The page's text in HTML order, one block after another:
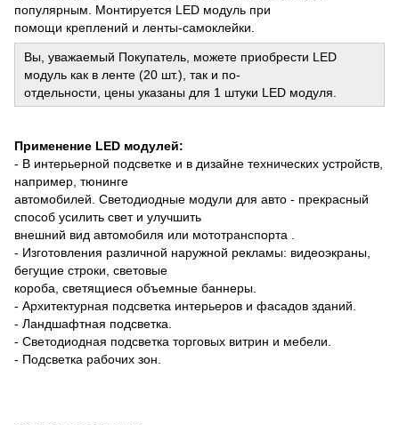
популярным. Монтируется LED модуль при
помощи креплений и ленты-самоклейки.
Вы, уважаемый Покупатель, можете приобрести LED
модуль как в ленте (20 шт.), так и по-
отдельности, цены указаны для 1 штуки LED модуля.
Применение LED модулей:
- В интерьерной подсветке и в дизайне технических устройств,
например, тюнинге
автомобилей. Светодиодные модули для авто - прекрасный
способ усилить свет и улучшить
внешний вид автомобиля или мототранспорта .
- Изготовления различной наружной рекламы: видеоэкраны,
бегущие строки, световые
короба, светящиеся объемные баннеры.
- Архитектурная подсветка интерьеров и фасадов зданий.
- Ландшафтная подсветка.
- Светодиодная подсветка торговых витрин и мебели.
- Подсветка рабочих зон.